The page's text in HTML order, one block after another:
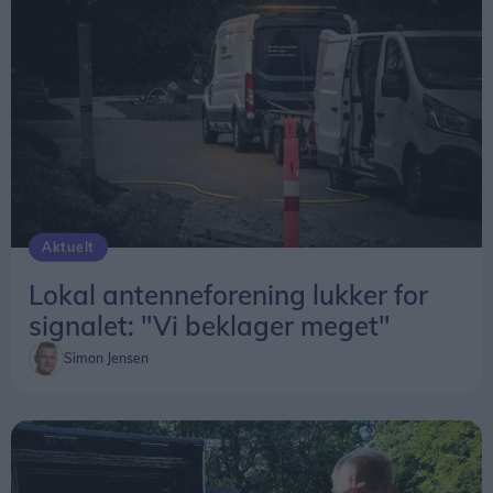
Aktuelt
Lokal antenneforening lukker for
signalet: "Vi beklager meget"
Simon Jensen